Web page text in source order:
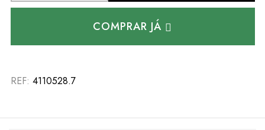
COMPRAR JÁ
REF: 4110528.7